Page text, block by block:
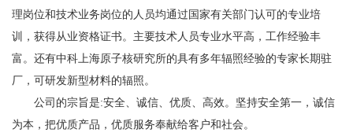
理岗位和技术业务岗位的人员均通过国家有关部门认可的专业培
训，获得从业资格证书。主要技术人员专业水平高，工作经验丰
富。还有中科上海原子核研究所的具有多年辐照经验的专家长期驻
厂，可研发新型材料的辐照。
公司的宗旨是:安全、诚信、优质、高效。坚持安全第一，诚信
为本，把优质产品，优质服务奉献给客户和社会。